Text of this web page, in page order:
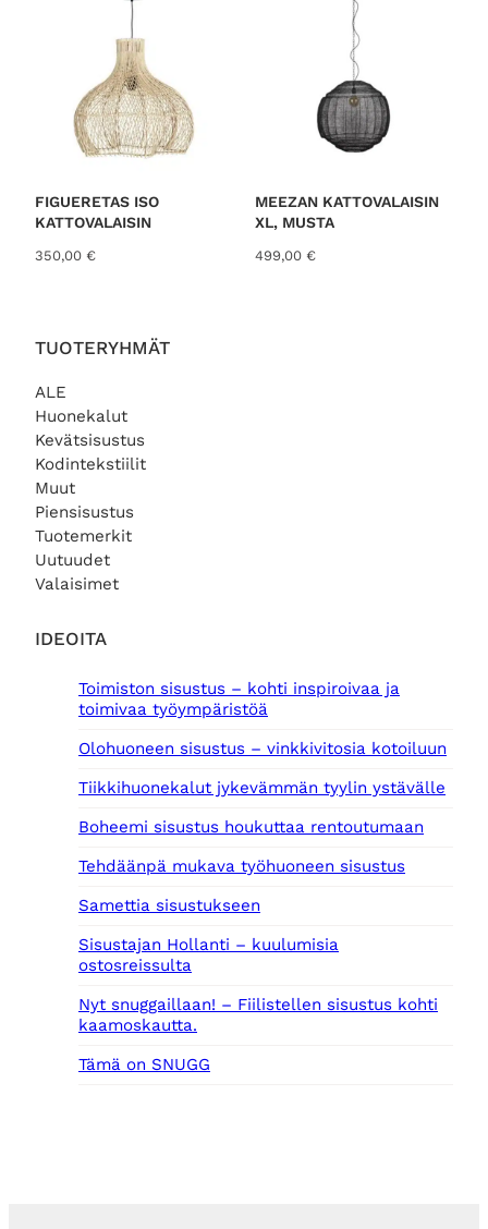
TUOTERYHMÄT
ALE
Huonekalut
Kevätsisustus
Kodintekstiilit
Muut
Piensisustus
Tuotemerkit
Uutuudet
Valaisimet
IDEOITA
Toimiston sisustus – kohti inspiroivaa ja
toimivaa työympäristöä
Olohuoneen sisustus – vinkkivitosia kotoiluun
Tiikkihuonekalut jykevämmän tyylin ystävälle
Boheemi sisustus houkuttaa rentoutumaan
Tehdäänpä mukava työhuoneen sisustus
Samettia sisustukseen
Sisustajan Hollanti – kuulumisia
ostosreissulta
Nyt snuggaillaan! – Fiilistellen sisustus kohti
kaamoskautta.
Tämä on SNUGG
FIGUERETAS ISO
KATTOVALAISIN
350,00 €
MEEZAN KATTOVALAISIN
XL, MUSTA
499,00 €